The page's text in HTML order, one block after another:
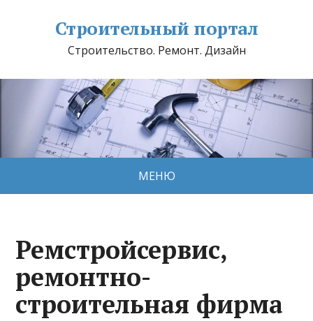
Строительный портал
Строительство. Ремонт. Дизайн
МЕНЮ
Ремстройсервис,
ремонтно-
строительная фирма